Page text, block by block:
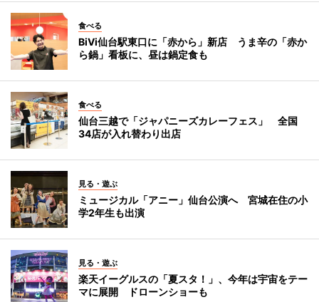
食べる
BiVi仙台駅東口に「赤から」新店 うま辛の「赤か
ら鍋」看板に、昼は鍋定食も
食べる
仙台三越で「ジャパニーズカレーフェス」 全国
34店が入れ替わり出店
見る・遊ぶ
ミュージカル「アニー」仙台公演へ 宮城在住の小
学2年生も出演
見る・遊ぶ
楽天イーグルスの「夏スタ！」、今年は宇宙をテー
マに展開 ドローンショーも